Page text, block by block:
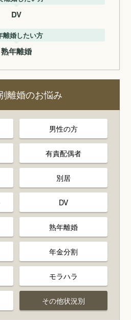
DV
離婚したい方
熟年離婚
離婚のお悩み
男性の方
有責配偶者
別居
DV
熟年離婚
年金分割
モラハラ
その他状況別